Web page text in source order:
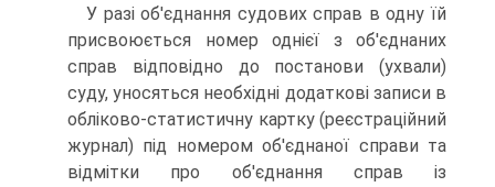
У разі об'єднання судових справ в одну їй
присвоюється номер однієї з об'єднаних
справ відповідно до постанови (ухвали)
суду, уносяться необхідні додаткові записи в
обліково-статистичну картку (реєстраційний
журнал) під номером об'єднаної справи та
відмітки про об'єднання справ із